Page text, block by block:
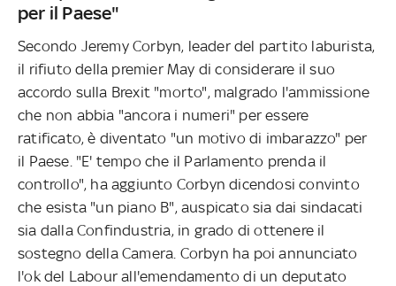
per il Paese"
Secondo Jeremy Corbyn, leader del partito laburista,
il rifiuto della premier May di considerare il suo
accordo sulla Brexit "morto", malgrado l'ammissione
che non abbia "ancora i numeri" per essere
ratificato, è diventato "un motivo di imbarazzo" per
il Paese. "E' tempo che il Parlamento prenda il
controllo", ha aggiunto Corbyn dicendosi convinto
che esista "un piano B", auspicato sia dai sindacati
sia dalla Confindustria, in grado di ottenere il
sostegno della Camera. Corbyn ha poi annunciato
l'ok del Labour all'emendamento di un deputato